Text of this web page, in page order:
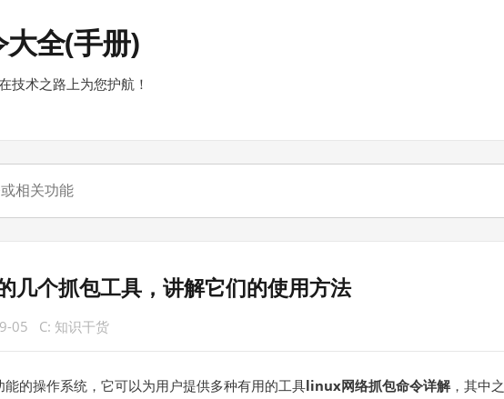
全(手册)
技术之路上为您护航！
几个抓包工具，讲解它们的使用方法
05 C: 知识干货
的操作系统，它可以为用户提供多种有用的工具linux网络抓包命令详解，其中之